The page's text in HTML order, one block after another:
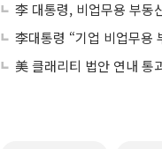
李 대통령, 비업무용 부동
李대통령 “기업 비업무용
美 클래리티 법안 연내